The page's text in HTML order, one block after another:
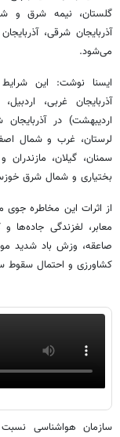
گلستان، نیمه شرق و
آذربایجان شرقی،
می‌شود.
اردیبهشت) در آذربایجان
لرستان، غرب و شمال
سمنان، گیلان،
بختیاری و شمال شرق
از اثرات این مخاطره جوی
معابر، لغزندگی جاده‌ها
صاعقه، وزش باد شدید
کشاورزی و احتمال سقوط
سازمان هواشناسی